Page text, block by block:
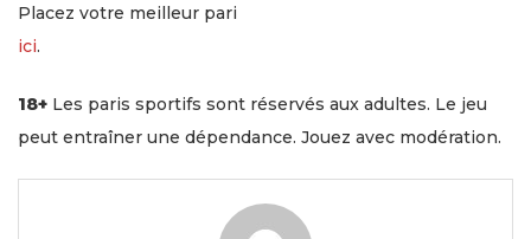
Placez votre meilleur pari
ici.
18+ Les paris sportifs sont réservés aux adultes. Le jeu
peut entraîner une dépendance. Jouez avec modération.